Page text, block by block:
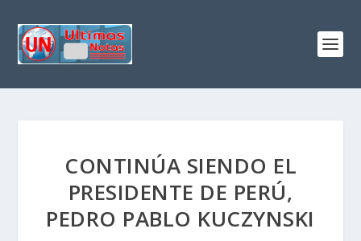
CONTINÚA SIENDO EL
PRESIDENTE DE PERÚ,
PEDRO PABLO KUCZYNSKI